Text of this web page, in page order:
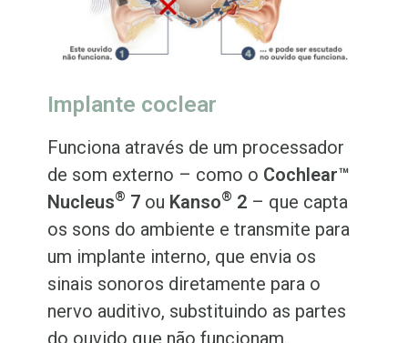
Implante coclear
Funciona através de um processador
de som externo – como o Cochlear™
Nucleus® 7 ou Kanso® 2 – que capta
os sons do ambiente e transmite para
um implante interno, que envia os
sinais sonoros diretamente para o
nervo auditivo, substituindo as partes
do ouvido que não funcionam.